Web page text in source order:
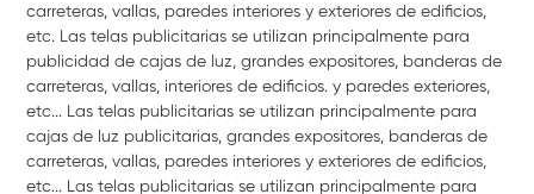
carreteras, vallas, paredes interiores y exteriores de edificios,
etc. Las telas publicitarias se utilizan principalmente para
publicidad de cajas de luz, grandes expositores, banderas de
carreteras, vallas, interiores de edificios. y paredes exteriores,
etc... Las telas publicitarias se utilizan principalmente para
cajas de luz publicitarias, grandes expositores, banderas de
carreteras, vallas, paredes interiores y exteriores de edificios,
etc... Las telas publicitarias se utilizan principalmente para